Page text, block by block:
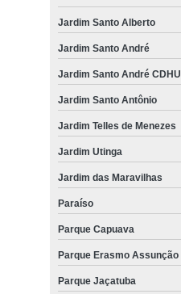
Jardim Santo Alberto
Jardim Santo André
Jardim Santo André CDHU
Jardim Santo Antônio
Jardim Telles de Menezes
Jardim Utinga
Jardim das Maravilhas
Paraíso
Parque Capuava
Parque Erasmo Assunção
Parque Jaçatuba